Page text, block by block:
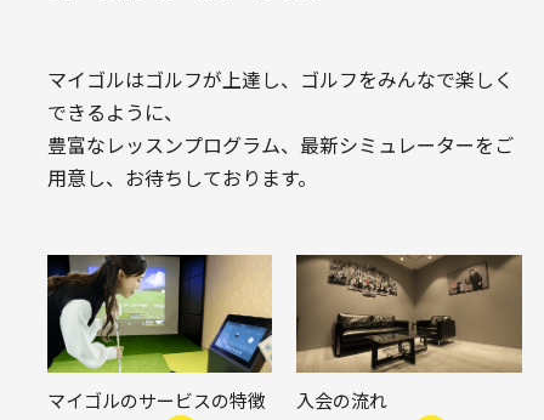
マイゴルはゴルフが上達し、ゴルフをみんなで楽しく
できるように、
豊富なレッスンプログラム、最新シミュレーターをご
用意し、お待ちしております。
マイゴルのサービスの特徴 入会の流れ